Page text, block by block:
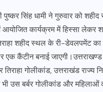
सिंह धामी ने गुरुवार को
कार्यक्रम में हिस्सा लेकर
शहीद स्थल के री-डेवलपमेंट
कैंटीन बनाई
तिराहा गोलीकांड, उत्तराखंड
बर्बर गोलीकांड और महिलाओं